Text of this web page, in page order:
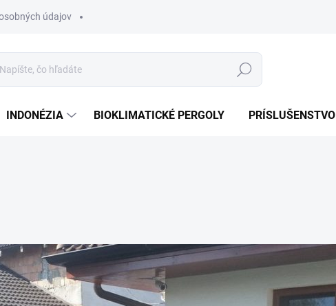
údajov
Hľadať
INDONÉZIA BIOKLIMATICKÉ PERGOLY PRÍSLUŠENSTVO